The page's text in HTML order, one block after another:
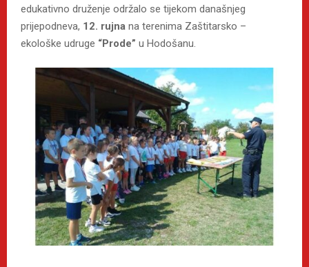
edukativno druženje održalo se tijekom današnjeg
prijepodneva, 12. rujna na terenima Zaštitarsko –
ekološke udruge “Prode” u Hodošanu.